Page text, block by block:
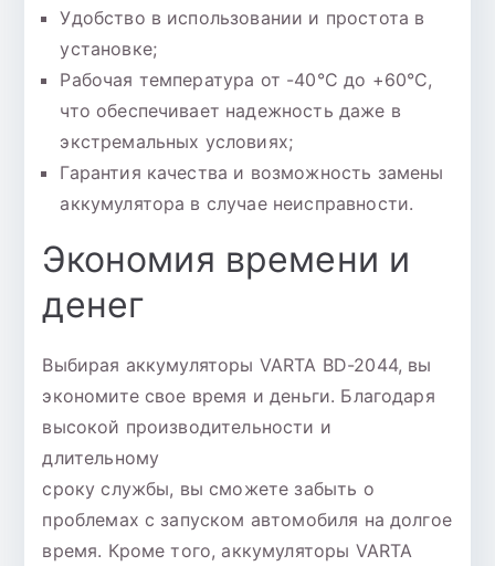
Удобство в использовании и простота в
установке;
Рабочая температура от -40°C до +60°C,
что обеспечивает надежность даже в
экстремальных условиях;
Гарантия качества и возможность замены
аккумулятора в случае неисправности.
Экономия времени и
денег
Выбирая аккумуляторы VARTA BD-2044, вы
экономите свое время и деньги. Благодаря
высокой производительности и
длительному
сроку службы, вы сможете забыть о
проблемах с запуском автомобиля на долгое
время. Кроме того, аккумуляторы VARTA